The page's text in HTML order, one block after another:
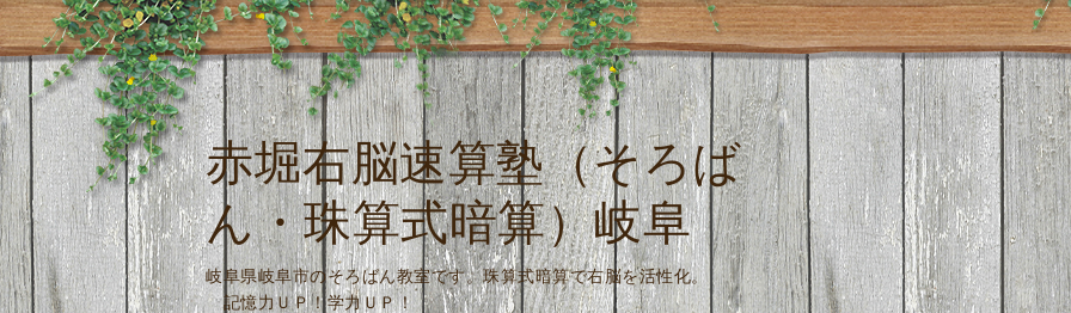
赤堀右脳速算塾（そろば
ん・珠算式暗算）岐阜
岐阜県岐阜市のそろばん教室です。珠算式暗算で右脳を活性化。
記憶力ＵＰ！学力ＵＰ！